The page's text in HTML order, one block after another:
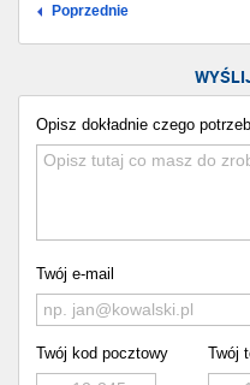
Poprzednie
Opisz dokładnie czego
Twój e-mail
Twój kod pocztowy Twój